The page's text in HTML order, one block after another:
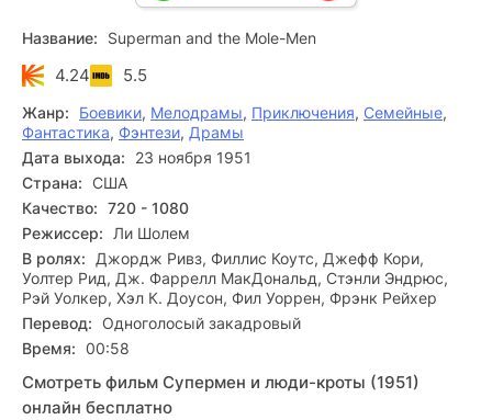
Название: Superman and the Mole-Men
4.24 5.5
Жанр: Боевики, Мелодрамы, Приключения, Семейные,
Фантастика, Фэнтези, Драмы
Дата выхода:
23 ноября 1951
Страна: США
Качество: 720 - 1080
Режиссер:
Ли Шолем
В ролях:
Джордж Ривз, Филлис Коутс, Джефф Кори,
Уолтер Рид, Дж. Фаррелл МакДональд, Стэнли Эндрюс,
Рэй Уолкер, Хэл К. Доусон, Фил Уоррен, Фрэнк Рейхер
Перевод: Одноголосый закадровый
Время: 00:58
Смотреть фильм Супермен и люди-кроты (1951)
онлайн бесплатно